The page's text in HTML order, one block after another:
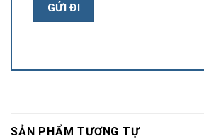
SẢN PHẨM TƯƠNG TỰ